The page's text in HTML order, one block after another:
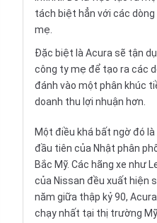
tách biệt hẳn với các
mẹ.
Đặc biệt là Acura sẽ tận
công ty mẹ để tạo ra các
đánh vào một phân khúc
doanh thu lợi nhuận hơn.
Một điều khá bất ngờ đó
đầu tiên của Nhật phân
Bắc Mỹ. Các hãng xe như
của Nissan đều xuất hiện
năm giữa thập kỷ 90,
chạy nhất tại thị trường